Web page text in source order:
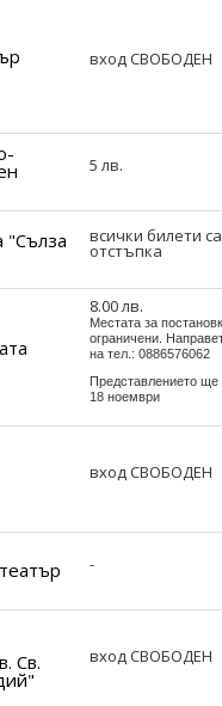
вход СВОБОДЕН
5 лв.
"Сълза всички билети са
отстъпка
8.00 лв.
Местата за
ограничени.
на тел. : 0886576062
Представлението ще
18 ноември
вход СВОБОДЕН
-
Св. вход СВОБОДЕН